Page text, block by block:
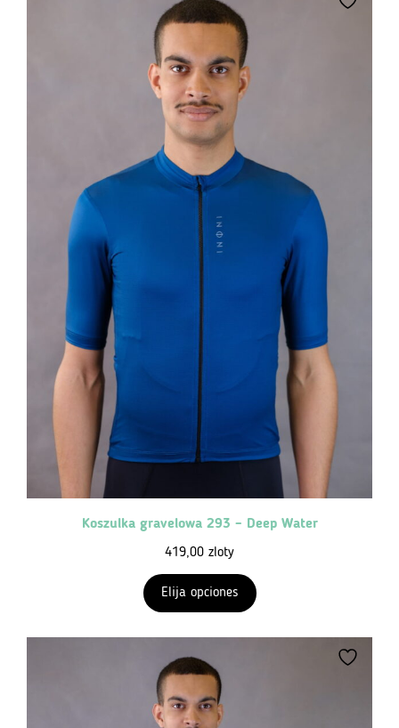
Koszulka gravelowa 293 – Deep Water
419,00 zloty
Elija opciones